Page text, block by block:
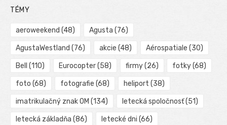
TÉMY
aeroweekend (48) Agusta (76)
AgustaWestland (76) akcie (48) Aérospatiale (30)
Bell (110) Eurocopter(58) firmy(26) fotky(68)
foto (68) fotografie (68) heliport (38)
imatrikulačný znak OM (134) letecká spoločnosť(51)
letecká základňa (86) letecké dni (66)